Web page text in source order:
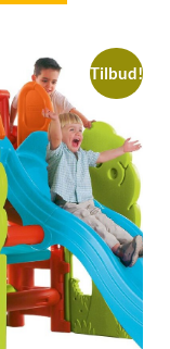
Tilbud!